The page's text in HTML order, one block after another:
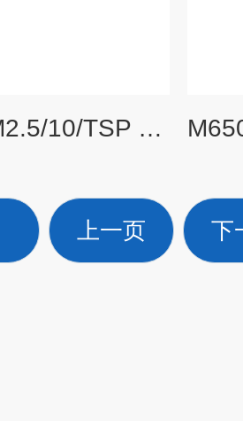
N-FRM型PM2.5/10/TSP 便携式空气颗粒物采样器
上一页 下